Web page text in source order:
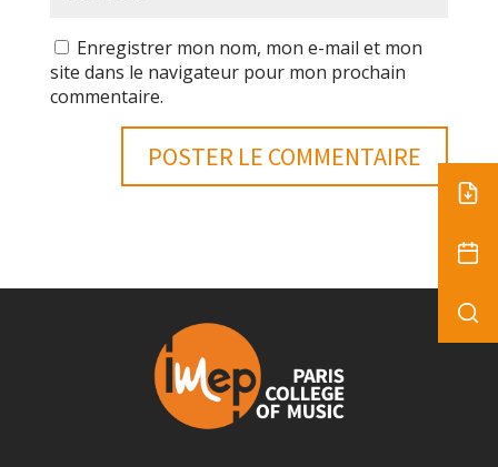
Enregistrer mon nom, mon e-mail et mon
site dans le navigateur pour mon prochain
commentaire.